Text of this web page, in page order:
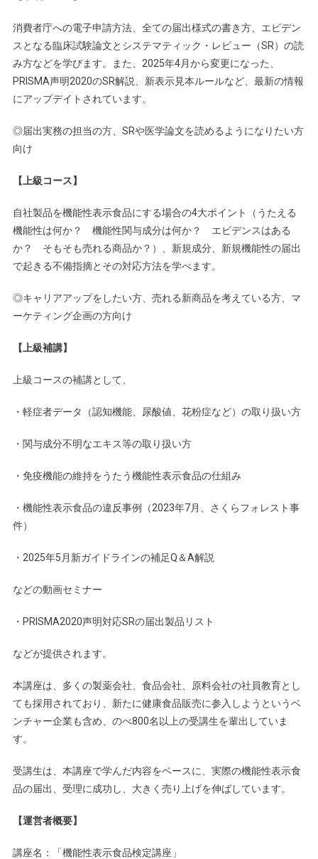
消費者庁への電子申請方法、全ての届出様式の書き方、エビデン
スとなる臨床試験論文とシステマティック・レビュー（SR）の読
み方などを学びます。また、2025年4月から変更になった、
PRISMA声明2020のSR解説、新表示見本ルールなど、最新の情報
にアップデイトされています。
◎届出実務の担当の方、SRや医学論文を読めるようになりたい方
向け
【上級コース】
自社製品を機能性表示食品にする場合の4大ポイント（うたえる
機能性は何か？ 機能性関与成分は何か？ エビデンスはある
か？ そもそも売れる商品か？）、新規成分、新規機能性の届出
で起きる不備指摘とその対応方法を学べます。
◎キャリアアップをしたい方、売れる新商品を考えている方、マ
ーケティング企画の方向け
【上級補講】
上級コースの補講として、
・軽症者データ（認知機能、尿酸値、花粉症など）の取り扱い方
・関与成分不明なエキス等の取り扱い方
・免疫機能の維持をうたう機能性表示食品の仕組み
・機能性表示食品の違反事例（2023年7月、さくらフォレスト事
件）
・2025年5月新ガイドラインの補足Q＆A解説
などの動画セミナー
・PRISMA2020声明対応SRの届出製品リスト
などが提供されます。
本講座は、多くの製薬会社、食品会社、原料会社の社員教育とし
ても採用されており、新たに健康食品販売に参入しようというベ
ンチャー企業も含め、のべ800名以上の受講生を輩出していま
す。
受講生は、本講座で学んだ内容をベースに、実際の機能性表示食
品の届出、受理に成功し、大きく売り上げを伸ばしています。
【運営者概要】
講座名：「機能性表示食品検定講座」